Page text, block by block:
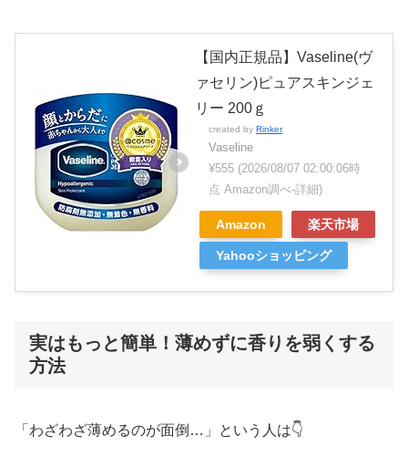
【国内正規品】Vaseline(ヴ
ァセリン)ピュアスキンジェ
リー 200ｇ
created by Rinker
Vaseline
¥555 (2026/08/07 02:00:06時
点 Amazon調べ-詳細)
Amazon 楽天市場
Yahooショッピング
実はもっと簡単！薄めずに香りを弱くする
方法
「わざわざ薄めるのが面倒…」という人は👇